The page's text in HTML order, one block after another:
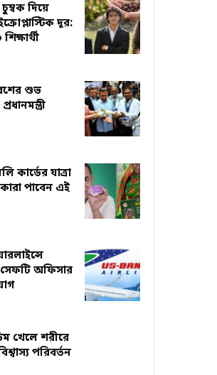
দিয়ে
দূর:
শুভ
কার্ডের যাত্রা
পাবেন এই
সেফটি অফিসার
খেলে শরীরে
পরিবর্তন